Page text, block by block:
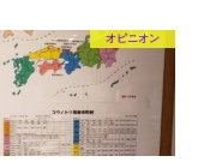
オピニオン